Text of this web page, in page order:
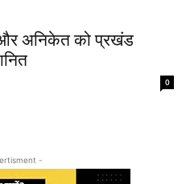
और अनिकेत को प्रखंड
0
-